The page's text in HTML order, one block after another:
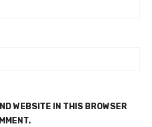
WEBSITE IN THIS BROWSER